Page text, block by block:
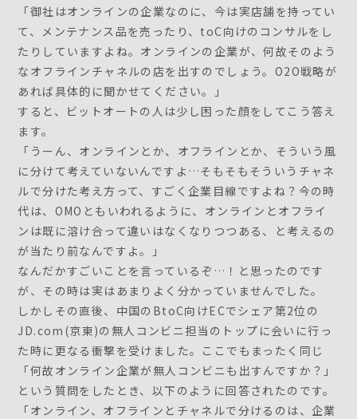
「御社はオンラインの企業なのに、今は実店舗を持ってい
て、メンテナンス品を売ったり、toC向けのコンサルをし
たりしていますよね。オンラインの企業が、何故そのよう
なオフラインチャネルの店を出すのでしょう。O2O戦略が
あれば具体的に聞かせてください。」
すると、ビットオートの人は少し困った顔をしてこう答え
ます。
「うーん、オンラインとか、オフラインとか、そういう風
に分けて考えていないんですよ…そもそもそういうチャネ
ルで分けた考え方って、すごく企業目線ですよね？今の時
代は、OMOともいわれるように、オンラインとオフライ
ンは既に溶け合って違いはなくなりつつある、と考えるの
が当たり前なんですよ。」
なんだかすごいことを言っているぞ…！と思ったのです
が、その時は実はあまりよく分かっていませんでした。
しかしその直後、中国のBtoC向けECでシェア第2位の
JD.com(京東)の無人コンビニ担当のトップに会いに行っ
た時に更なる衝撃を受けました。ここでもまったく同じ
「何故オンライン企業が無人コンビニも出すんですか？」
という質問をしたとき、以下のように回答されたのです。
「オンライン、オフラインとチャネルで分けるのは、企業